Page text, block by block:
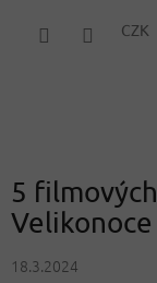
CZK
5
Velikonoce
18.3.2024